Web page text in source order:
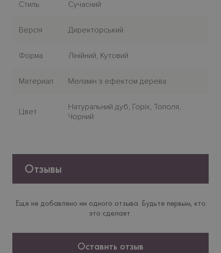
Стиль Сучасний
Версія Директорський
Форма Лiнiйний, Кутовий
Материал Меламін з ефектом дерева
Цвет
Натуральний дуб, Горіх, Тополя,
Чорний
Отзывы
Еще не добавлено ни одного отзыва. Будьте первым, кто
это сделает.
Оставить отзыв